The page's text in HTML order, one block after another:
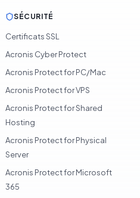
SÉCURITÉ
Certificats SSL
Acronis Cyber Protect
Acronis Protect for PC/Mac
Acronis Protect for VPS
Acronis Protect for Shared
Hosting
Acronis Protect for Physical
Server
Acronis Protect for Microsoft
365